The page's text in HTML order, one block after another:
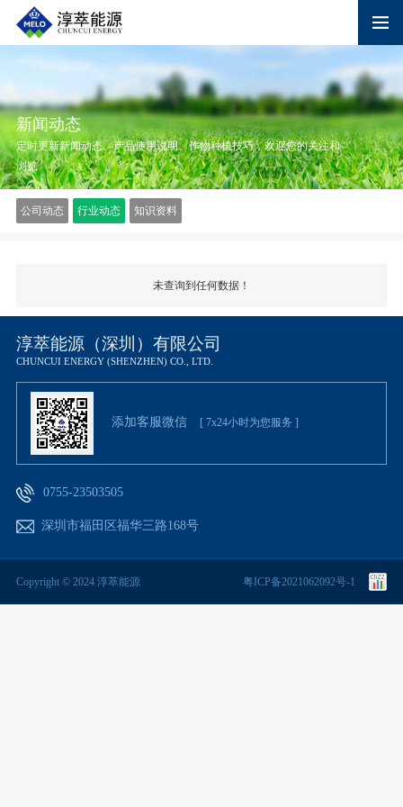
新闻动态
定时更新新闻动态、产品使用说明、作物种植技巧，欢迎您的关注和
浏览
公司动态 行业动态 知识资料
未查询到任何数据！
淳萃能源（深圳）有限公司
CHUNCUI ENERGY (SHENZHEN) CO., LTD.
添加客服微信 [ 7x24小时为您服务 ]
0755-23503505
深圳市福田区福华三路168号
粤ICP备2021062092号-1
Copyright © 2024 淳萃能源